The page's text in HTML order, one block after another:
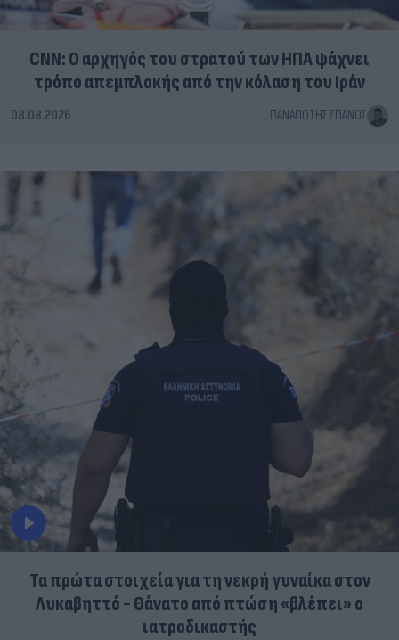
CNN: Ο αρχηγός του στρατού των ΗΠΑ ψάχνει
τρόπο απεμπλοκής από την κόλαση του Ιράν
08.08.2026 ΠΑΝΑΓΙΏΤΗΣ ΣΠΑΝΌΣ
Τα πρώτα στοιχεία για τη νεκρή γυναίκα στον
Λυκαβηττό - Θάνατο από πτώση «βλέπει» ο
ιατροδικαστής